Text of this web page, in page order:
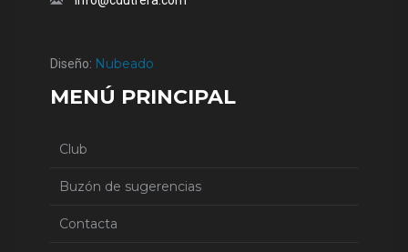
Diseño: Nubeado
MENÚ PRINCIPAL
Club
Buzón de sugerencias
Contacta